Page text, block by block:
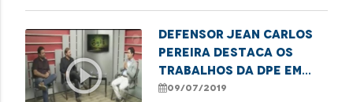
play_circle_outline
Defensor Jean Carlos
Pereira destaca os
trabalhos da DPE em
prol dos direitos
09/07/2019